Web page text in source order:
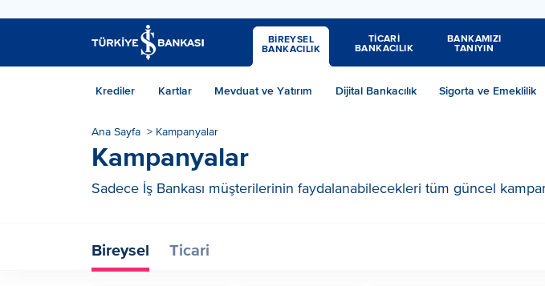
BİREYSEL
BANKACILIK
TİCARİ
BANKACILIK
BANKAMIZI
TANIYIN
Krediler Kartlar Mevduat ve Yatırım Dijital Bankacılık Sigorta ve Emeklilik
Ana Sayfa > Kampanyalar
Kampanyalar
Sadece İş Bankası müşterilerinin faydalanabilecekleri tüm güncel
Bireysel Ticari